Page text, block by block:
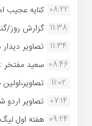
08:22 کنایه عجیب
11:38 گزارش روز/
11:34 تصاویر
08:46 سعید مفتخر
11:02
07:14 تصاویر
09:24 هفته اول